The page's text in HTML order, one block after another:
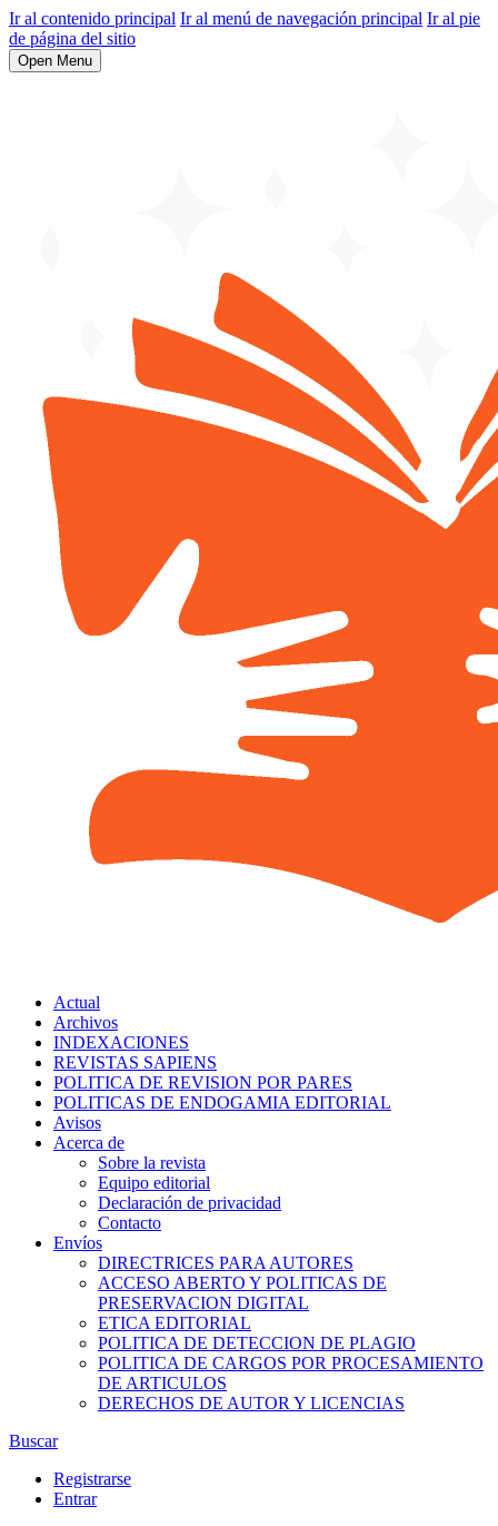
Ir al contenido principal Ir al menú de navegación principal Ir al pie
de página del sitio
Open Menu
Actual
Archivos
INDEXACIONES
REVISTAS SAPIENS
POLITICA DE REVISION POR PARES
POLITICAS DE ENDOGAMIA EDITORIAL
Avisos
Acerca de
Sobre la revista
Equipo editorial
Declaración de privacidad
Contacto
Envíos
DIRECTRICES PARA AUTORES
ACCESO ABERTO Y POLITICAS DE
PRESERVACION DIGITAL
ETICA EDITORIAL
POLITICA DE DETECCION DE PLAGIO
POLITICA DE CARGOS POR PROCESAMIENTO
DE ARTICULOS
DERECHOS DE AUTOR Y LICENCIAS
Buscar
Registrarse
Entrar